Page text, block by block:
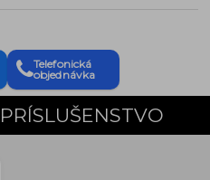
Telefonická
objednávka